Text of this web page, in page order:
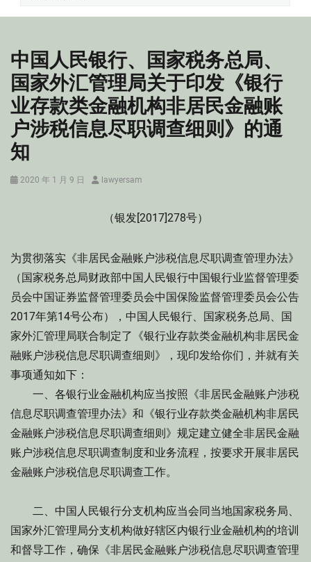
中国人民银行、国家税务总局、
国家外汇管理局关于印发《银行
业存款类金融机构非居民金融账
户涉税信息尽职调查细则》的通
知
Posted
2020 年 1 月 9 日 Authorlawyersam
（银发[2017]278号）
为贯彻落实《非居民金融账户涉税信息尽职调查管理办法》
（国家税务总局财政部中国人民银行中国银行业监督管理委
员会中国证券监督管理委员会中国保险监督管理委员会公告
2017年第14号公布），中国人民银行、国家税务总局、国
家外汇管理局联合制定了《银行业存款类金融机构非居民金
融账户涉税信息尽职调查细则》，现印发给你们，并就有关
事项通知如下：
一、各银行业金融机构应当按照《非居民金融账户涉税
信息尽职调查管理办法》和《银行业存款类金融机构非居民
金融账户涉税信息尽职调查细则》规定建立健全非居民金融
账户涉税信息尽职调查制度和业务流程，按要求开展非居民
金融账户涉税信息尽职调查工作。
二、中国人民银行分支机构应当会同当地国家税务局、
国家外汇管理局分支机构做好辖区内银行业金融机构的培训
和督导工作，确保《非居民金融账户涉税信息尽职调查管理